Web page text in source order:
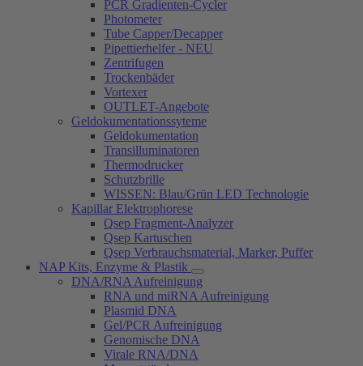
PCR Gradienten-Cycler
Photometer
Tube Capper/Decapper
Pipettierhelfer - NEU
Zentrifugen
Trockenbäder
Vortexer
OUTLET-Angebote
Geldokumentationssyteme
Geldokumentation
Transilluminatoren
Thermodrucker
Schutzbrille
WISSEN: Blau/Grün LED Technologie
Kapillar Elektrophorese
Qsep Fragment-Analyzer
Qsep Kartuschen
Qsep Verbrauchsmaterial, Marker, Puffer
NAP Kits, Enzyme & Plastik
DNA/RNA Aufreinigung
RNA und miRNA Aufreinigung
Plasmid DNA
Gel/PCR Aufreinigung
Genomische DNA
Virale RNA/DNA